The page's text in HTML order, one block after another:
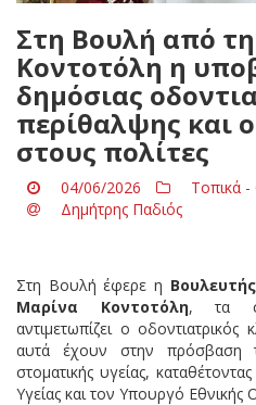
Στη Βουλή από
Κοντοτόλη η
δημόσιας
περίθαλψης και
στους πολίτες
04/06/2026
Τοπικά
Δημήτρης Παδιός
Στη Βουλή έφερε η
Μαρίνα Κοντοτόλη, τα
αντιμετωπίζει ο
αυτά έχουν στην πρόσβαση
στοματικής υγείας,
Υγείας και τον Υπουργό Εθνικής